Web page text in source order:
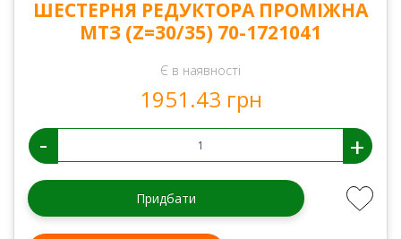
ШЕСТЕРНЯ РЕДУКТОРА ПРОМІЖНА
МТЗ (Z=30/35) 70-1721041
Є в наявності
1951.43 грн
- +
Придбати